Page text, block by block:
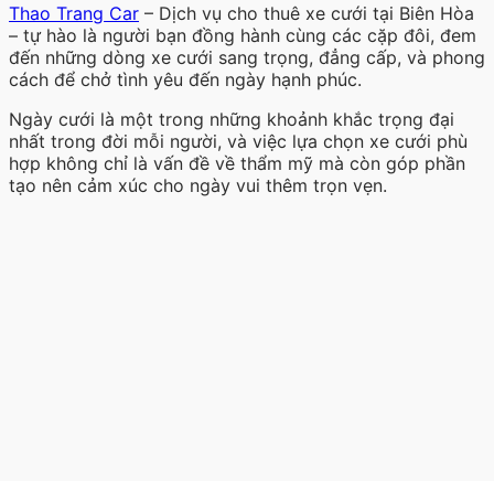
Thao Trang Car – Dịch vụ cho thuê xe cưới tại Biên Hòa
– tự hào là người bạn đồng hành cùng các cặp đôi, đem
đến những dòng xe cưới sang trọng, đẳng cấp, và phong
cách để chở tình yêu đến ngày hạnh phúc.
Ngày cưới là một trong những khoảnh khắc trọng đại
nhất trong đời mỗi người, và việc lựa chọn xe cưới phù
hợp không chỉ là vấn đề về thẩm mỹ mà còn góp phần
tạo nên cảm xúc cho ngày vui thêm trọn vẹn.